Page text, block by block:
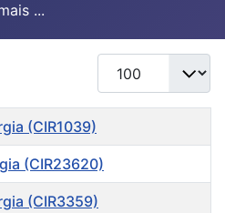
...
Mostrar #
(CIR1039)
(CIR23620)
(CIR3359)